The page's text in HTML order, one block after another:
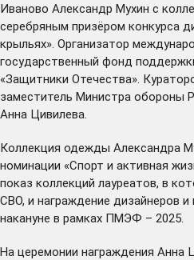
Иваново Александр Мухин с
серебряным призёром конкурса
крыльях». Организатор
государственный фонд
«Защитники Отечества».
заместитель Министра обороны
Анна Цивилева.
Коллекция одежды Александра
номинации «Спорт и активная
показ коллекций лауреатов, в
СВО, и награждение дизайнеров
накануне в рамках ПМЭФ – 2025.
На церемонии награждения Анна